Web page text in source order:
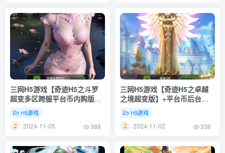
三网H5游戏【奇迹H5之斗罗
超变多区跨服平台币内购版】
+简易安卓APP+新版GM平台
币授权后台++Linux一键全自
动搭建脚本++Linux手工服务
H5游戏
2024-11-05 388
三网H5游戏【奇迹H5之卓越
之境超变版】+平台币后台
+GM授权后台+简易安卓
APK+Linux一键全自动搭建脚
本+Linux手工服务端+详细搭
H5游戏
2024-11-02 336